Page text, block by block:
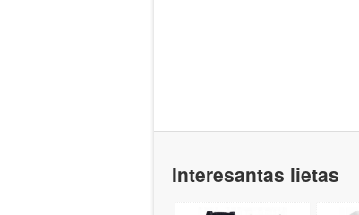
Interesantas lietas